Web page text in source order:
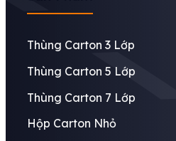
Thùng Carton 3 Lớp
Thùng Carton 5 Lớp
Thùng Carton 7 Lớp
Hộp Carton Nhỏ